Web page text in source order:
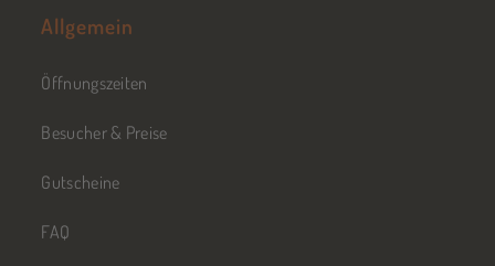
Allgemein
Öffnungszeiten
Besucher & Preise
Gutscheine
FAQ